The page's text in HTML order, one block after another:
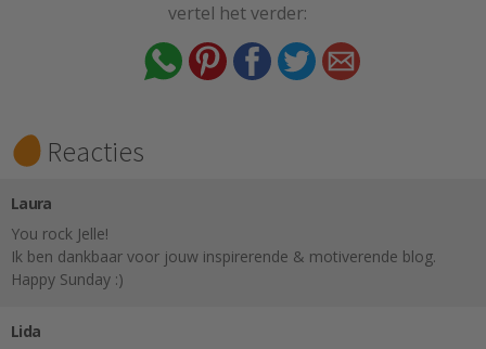
vertel het verder:
Reacties
Laura
You rock Jelle!
Ik ben dankbaar voor jouw inspirerende & motiverende blog.
Happy Sunday :)
Lida